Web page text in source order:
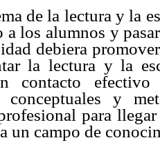
de la lectura y la
a los alumnos y
debiera
la lectura y la
contacto
conceptuales y
para llegar
un campo de